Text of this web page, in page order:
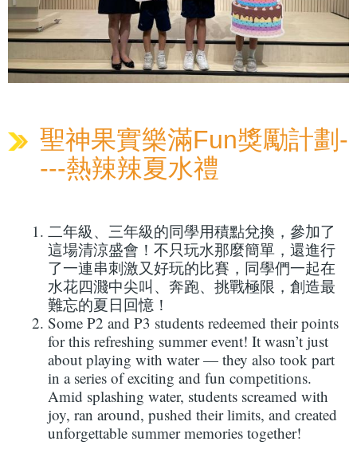
聖神果實樂滿Fun獎勵計劃-
---熱辣辣夏水禮
二年級、三年級的同學用積點兌換，參加了
這場清涼盛會！不只玩水那麼簡單，還進行
了一連串刺激又好玩的比賽，同學們一起在
水花四濺中尖叫、奔跑、挑戰極限，創造最
難忘的夏日回憶！
Some P2 and P3 students redeemed their points
for this refreshing summer event! It wasn’t just
about playing with water — they also took part
in a series of exciting and fun competitions.
Amid splashing water, students screamed with
joy, ran around, pushed their limits, and created
unforgettable summer memories together!